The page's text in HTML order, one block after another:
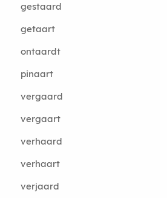
gestaard
getaart
ontaardt
pinaart
vergaard
vergaart
verhaard
verhaart
verjaard